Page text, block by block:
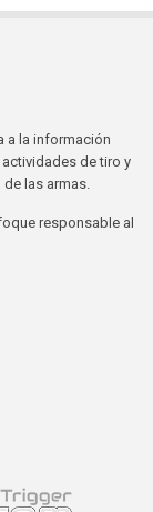
a la información
de tiro y
las armas.
responsable al